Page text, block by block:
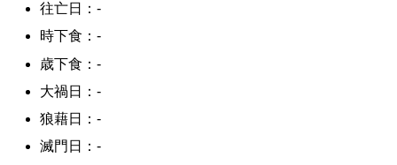
往亡日：-
時下食：-
歳下食：-
大禍日：-
狼藉日：-
滅門日：-